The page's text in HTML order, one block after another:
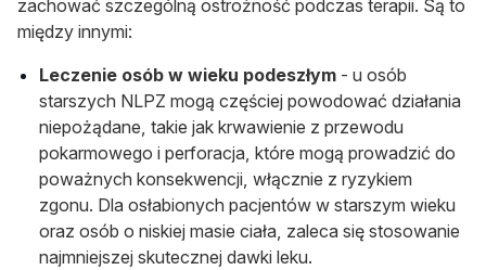
zachować szczególną ostrożność podczas terapii. Są to
między innymi:
Leczenie osób w wieku podeszłym - u osób
starszych NLPZ mogą częściej powodować działania
niepożądane, takie jak krwawienie z przewodu
pokarmowego i perforacja, które mogą prowadzić do
poważnych konsekwencji, włącznie z ryzykiem
zgonu. Dla osłabionych pacjentów w starszym wieku
oraz osób o niskiej masie ciała, zaleca się stosowanie
najmniejszej skutecznej dawki leku.